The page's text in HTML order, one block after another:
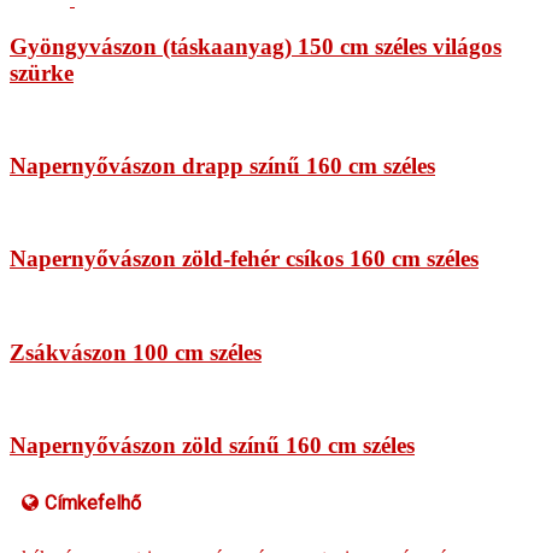
Gyöngyvászon (táskaanyag) 150 cm széles világos
szürke
Napernyővászon drapp színű 160 cm széles
Napernyővászon zöld-fehér csíkos 160 cm széles
Zsákvászon 100 cm széles
Napernyővászon zöld színű 160 cm széles
Címkefelhő